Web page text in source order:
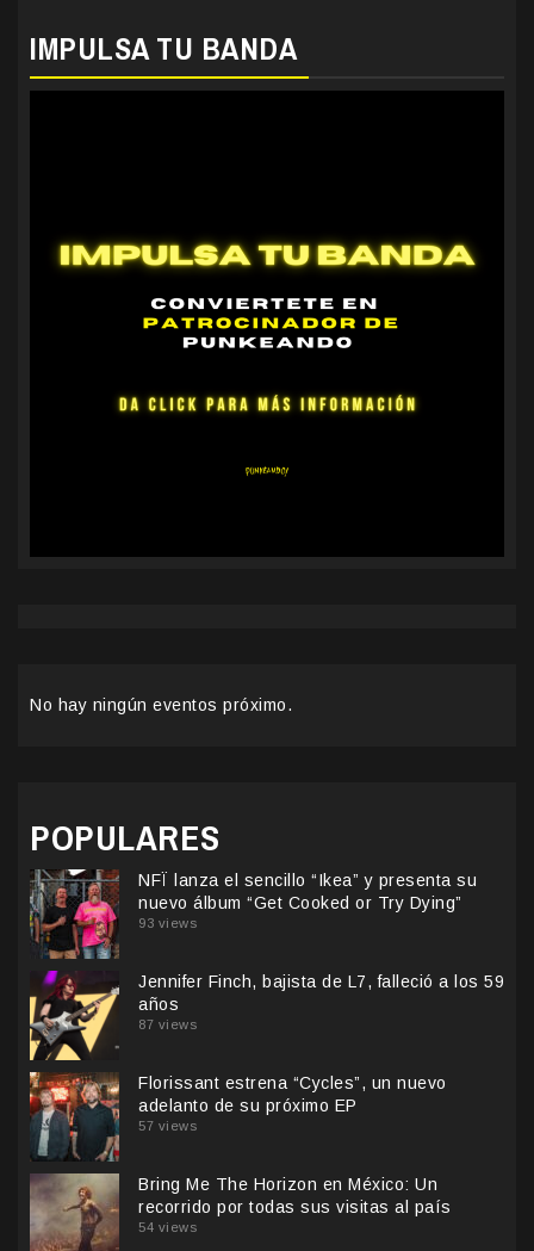
IMPULSA TU BANDA
No hay ningún eventos próximo.
POPULARES
NFÏ lanza el sencillo “Ikea” y presenta su
nuevo álbum “Get Cooked or Try Dying”
93 views
Jennifer Finch, bajista de L7, falleció a los 59
años
87 views
Florissant estrena “Cycles”, un nuevo
adelanto de su próximo EP
57 views
Bring Me The Horizon en México: Un
recorrido por todas sus visitas al país
54 views